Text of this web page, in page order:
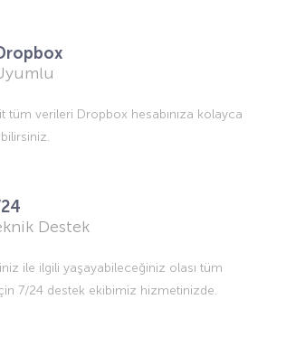
tüm verileri Dropbox hesabınıza kolayca
Destek
ile ilgili yaşayabileceğiniz olası tüm
7/24 destek ekibimiz hizmetinizde.